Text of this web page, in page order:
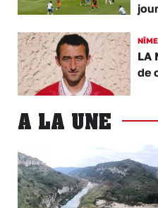
LA
de
A LA UNE